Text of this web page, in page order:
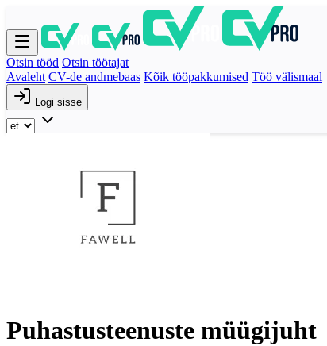
Otsin tööd Otsin töötajat
Avaleht CV-de andmebaas Kõik tööpakkumised Töö välismaal
Logi sisse
Puhastusteenuste müügijuht